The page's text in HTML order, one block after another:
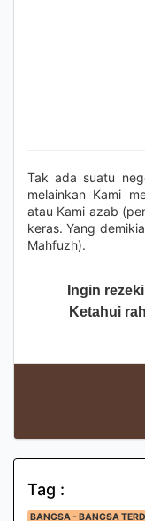
Tak ada suatu
melainkan Kami
atau Kami azab
keras. Yang
Mahfuzh).
Ingin
Ketahui
Tag :
BANGSA - BANGSA